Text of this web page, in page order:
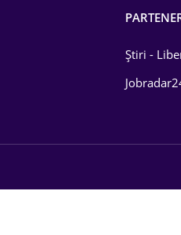
Știri -